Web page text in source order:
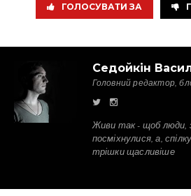
ГОЛОСУВАТИ ЗА
Седойкін
Головний редактор,
Живи так - щоб люди,
посміхнулися, а,
трішки щасливіше